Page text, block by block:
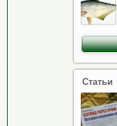
Статьи